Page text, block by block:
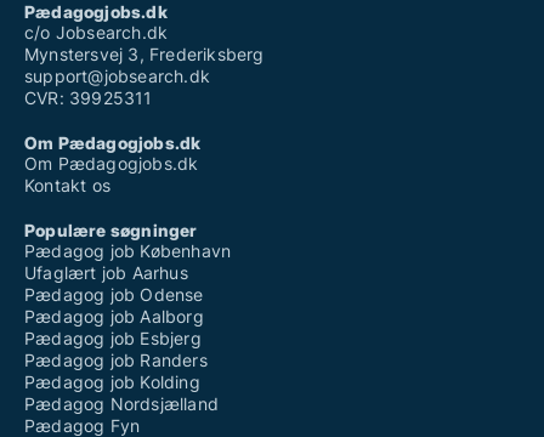
Pædagogjobs.dk
c/o Jobsearch.dk
Mynstersvej 3, Frederiksberg
support@jobsearch.dk
CVR: 39925311
Om Pædagogjobs.dk
Om Pædagogjobs.dk
Kontakt os
Populære søgninger
Pædagog job København
Ufaglært job Aarhus
Pædagog job Odense
Pædagog job Aalborg
Pædagog job Esbjerg
Pædagog job Randers
Pædagog job Kolding
Pædagog Nordsjælland
Pædagog Fyn